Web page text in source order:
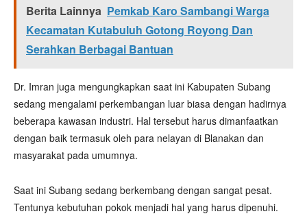
Berita Lainnya Pemkab Karo Sambangi Warga
Kecamatan Kutabuluh Gotong Royong Dan
Serahkan Berbagai Bantuan
Dr. Imran juga mengungkapkan saat ini Kabupaten Subang
sedang mengalami perkembangan luar biasa dengan hadirnya
beberapa kawasan industri. Hal tersebut harus dimanfaatkan
dengan baik termasuk oleh para nelayan di Blanakan dan
masyarakat pada umumnya.
Saat ini Subang sedang berkembang dengan sangat pesat.
Tentunya kebutuhan pokok menjadi hal yang harus dipenuhi.